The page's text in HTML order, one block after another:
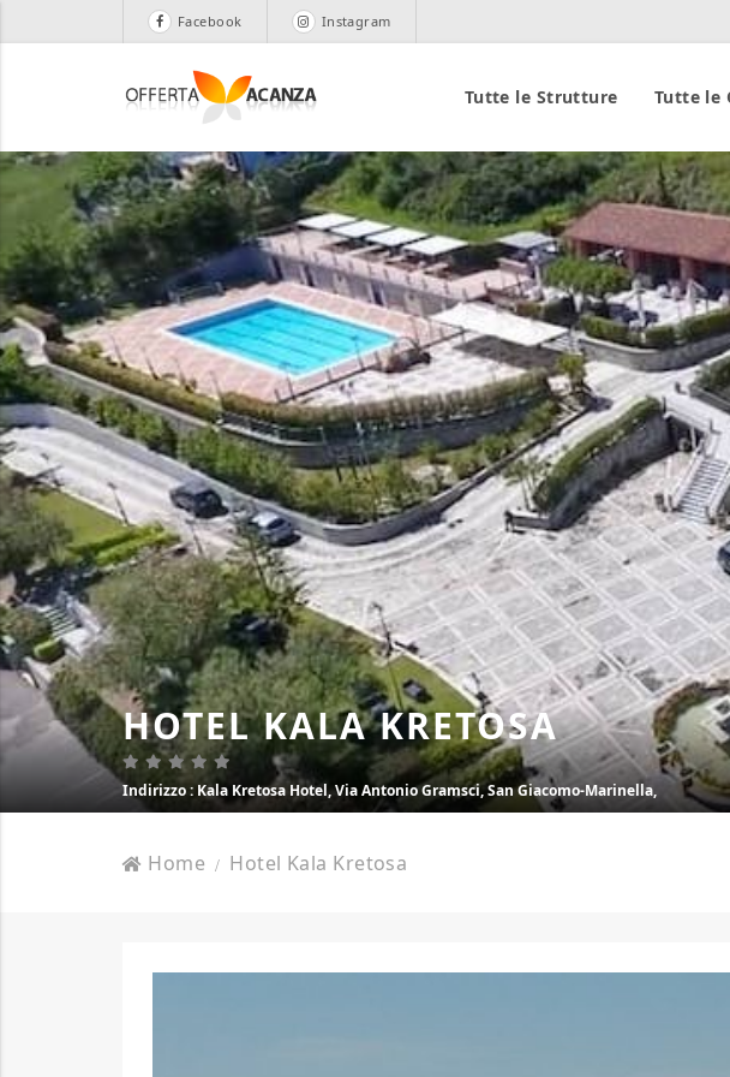
Facebook Instagram
Tutte le Strutture Tutte le
HOTEL KALA KRETOSA
Indirizzo: Kala Kretosa Hotel, Via Antonio Gramsci, San Giacomo-Marinella,
Home Hotel Kala Kretosa